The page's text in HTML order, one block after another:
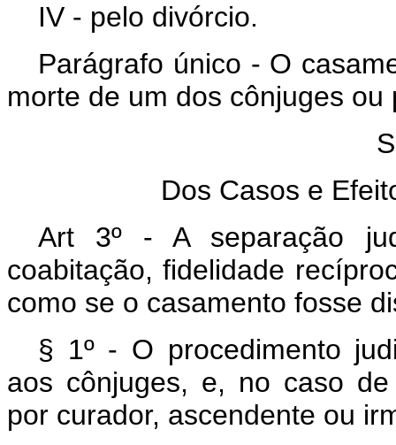
IV - pelo divórcio.
Parágrafo único - O
morte de um dos cônjuges ou
Dos Casos e
Art 3º - A separação
coabitação, fidelidade
como se o casamento fosse
§ 1º - O procedimento
aos cônjuges, e, no caso
por curador, ascendente ou